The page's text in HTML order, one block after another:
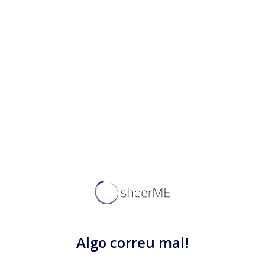
Algo correu mal!